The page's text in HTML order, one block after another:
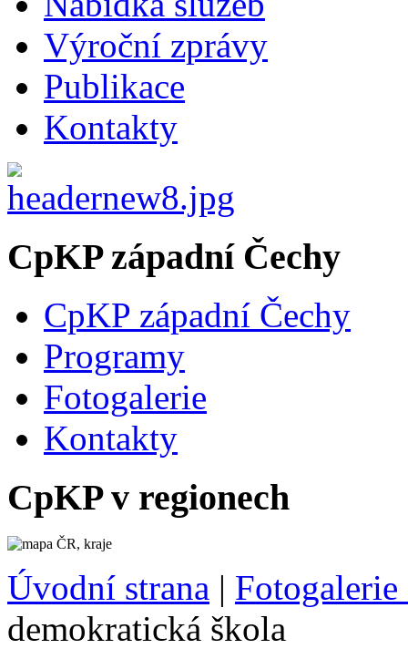
Výroční zprávy
Publikace
Kontakty
CpKP západní Čechy
CpKP západní Čechy
Programy
Fotogalerie
Kontakty
CpKP v regionech
Úvodní strana |
demokratická škola